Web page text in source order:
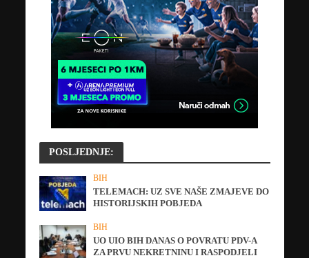
POSLJEDNJE:
BIH
TELEMACH: UZ SVE NAŠE ZMAJEVE DO
HISTORIJSKIH POBJEDA
BIH
UO UIO BIH DANAS O POVRATU PDV-A
ZA PRVU NEKRETNINU I RASPODJELI